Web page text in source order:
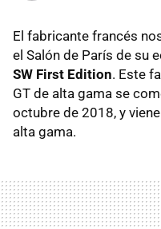
El fabricante francés
el Salón de París de su
SW First Edition. Este
GT de alta gama se
octubre de 2018, y
alta gama.